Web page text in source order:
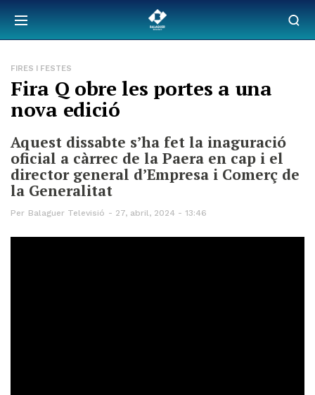
FIRES I FESTES
Fira Q obre les portes a una
nova edició
Aquest dissabte s’ha fet la inaguració
oficial a càrrec de la Paera en cap i el
director general d’Empresa i Comerç de
la Generalitat
Per Balaguer Televisió 27, abril, 2024 - 13:46